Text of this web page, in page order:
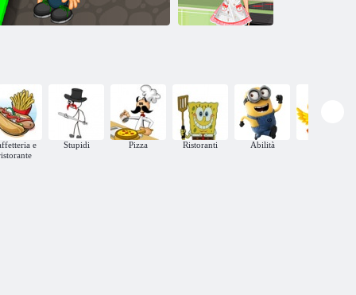
SpongeBob
e
Stupidi Pizza Ristoranti Abilità